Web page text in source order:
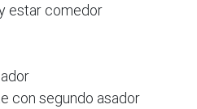
estar comedor
con segundo asador